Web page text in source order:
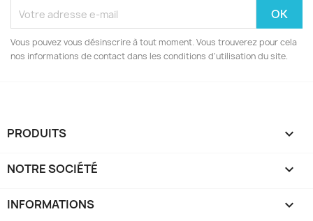
Vous pouvez vous désinscrire à tout moment. Vous trouverez pour cela
nos informations de contact dans les conditions d'utilisation du site.
PRODUITS 
NOTRE SOCIÉTÉ 
INFORMATIONS keyboard_arrow_down